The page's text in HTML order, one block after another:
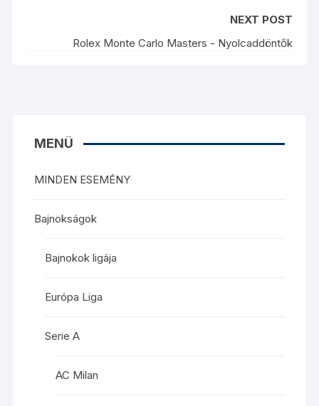
NEXT POST
Rolex Monte Carlo Masters - Nyolcaddöntők
MENÜ
MINDEN ESEMÉNY
Bajnokságok
Bajnokok ligája
Európa Liga
Serie A
AC Milan